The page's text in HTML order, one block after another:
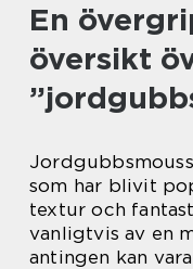
En
översikt
som har blivit
textur och
vanligtvis av en
antingen kan